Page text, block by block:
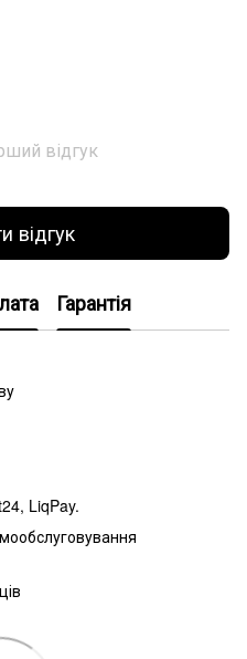
відгук
відгук
Гарантія
LiqPay.